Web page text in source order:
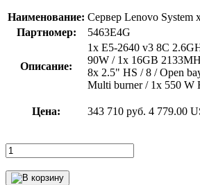
Наименование: Сервер Lenovo System
Партномер:
5463E4G
Описание:
1x E5-2640 v3 8C
90W / 1x 16GB
8x 2.5" HS / 8 / Open
Multi burner / 1x 550 W
Цена: 343 710 руб. 4 779.00